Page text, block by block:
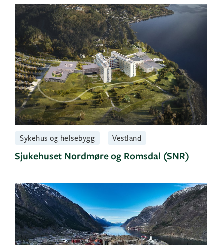
Sykehus og helsebygg Vestland
Sjukehuset Nordmøre og Romsdal (SNR)